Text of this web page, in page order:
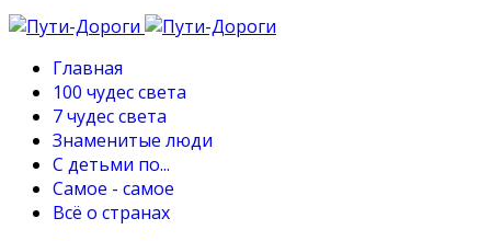
Главная
100 чудес света
7 чудес света
Знаменитые люди
С детьми по...
Самое - самое
Всё о странах